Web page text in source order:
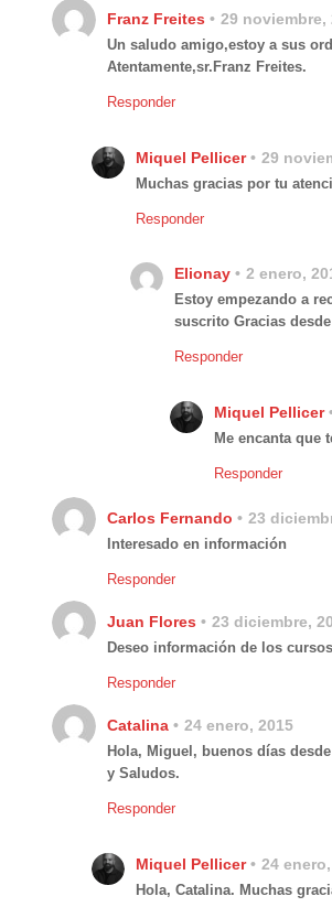
Franz Freites 29 noviembre,
Un saludo amigo,estoy a sus
Atentamente,sr.Franz Freites.
Responder
Miquel Pellicer 29
Muchas gracias por tu
Responder
Elionay 2 enero,
Estoy empezando a
suscrito Gracias
Responder
Miquel Pellicer
Me encanta que
Responder
Carlos Fernando 23
Interesado en información
Responder
Juan Flores 23 diciembre,
Deseo información de los
Responder
Catalina 24 enero, 2015
Hola, Miguel, buenos días
y Saludos.
Responder
Miquel Pellicer 24
Hola, Catalina. Muchas